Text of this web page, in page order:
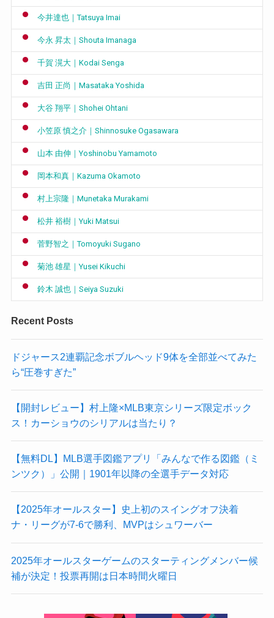
今井達也｜Tatsuya Imai
今永 昇太｜Shouta Imanaga
千賀 滉大｜Kodai Senga
吉田 正尚｜Masataka Yoshida
大谷 翔平｜Shohei Ohtani
小笠原 慎之介｜Shinnosuke Ogasawara
山本 由伸｜Yoshinobu Yamamoto
岡本和真｜Kazuma Okamoto
村上宗隆｜Munetaka Murakami
松井 裕樹｜Yuki Matsui
菅野智之｜Tomoyuki Sugano
菊池 雄星｜Yusei Kikuchi
鈴木 誠也｜Seiya Suzuki
Recent Posts
ドジャース2連覇記念ボブルヘッド9体を全部並べてみた
ら“圧巻すぎた”
【開封レビュー】村上隆×MLB東京シリーズ限定ボック
ス！カーショウのシリアルは当たり？
【無料DL】MLB選手図鑑アプリ「みんなで作る図鑑（ミ
ンツク）」公開｜1901年以降の全選手データ対応
【2025年オールスター】史上初のスイングオフ決着
ナ・リーグが7-6で勝利、MVPはシュワーバー
2025年オールスターゲームのスターティングメンバー候
補が決定！投票再開は日本時間火曜日